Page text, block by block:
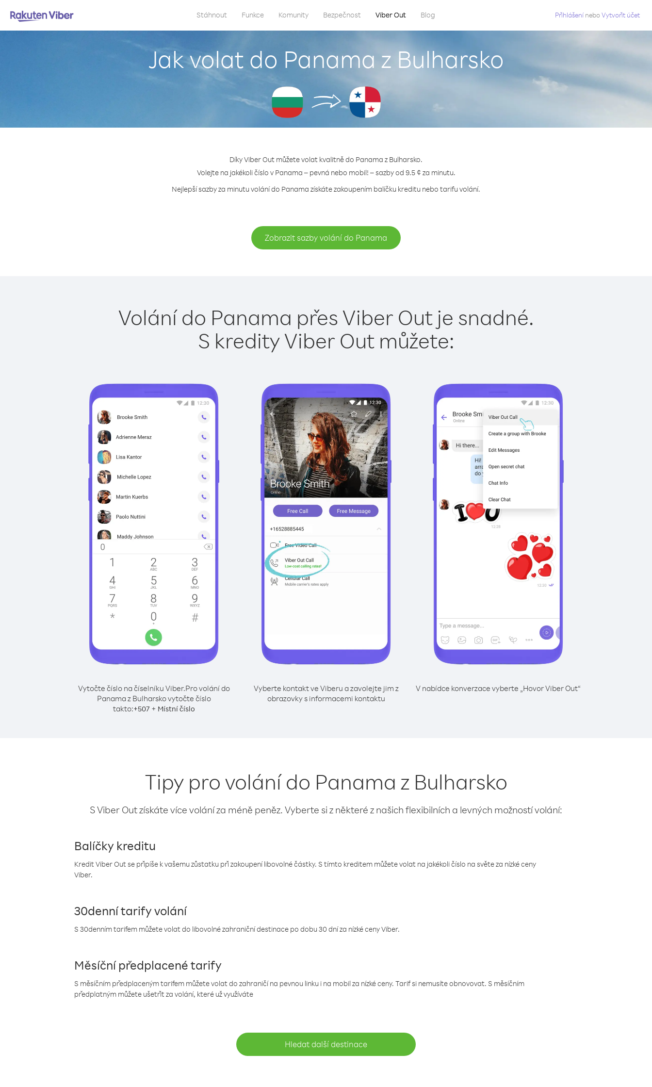
Stáhnout Funkce Komunity Bezpečnost Viber Out Blog Přihlášení neboVytvořit účet
Jak volat do Panama z Bulharsko
Díky Viber Out můžete volat kvalitně do Panama z Bulharsko.
Volejte na jakékoli číslo v Panama – pevná nebo mobil! – sazby od 9.5 ¢ za minutu.
Nejlepší sazby za minutu volání do Panama získáte zakoupením balíčku kreditu nebo tarifu volání.
Zobrazit sazby volání do Panama
Volání do Panama přes Viber Out je snadné.
S kredity Viber Out můžete:
Vytočte číslo na číselníku Viber.Pro volání do
Panama z Bulharsko vytočte číslo
takto:+507+ Místní číslo
Vyberte kontakt ve Viberu a zavolejte jim z
obrazovky s informacemi kontaktu
V nabídce konverzace vyberte „Hovor Viber Out“
Tipy pro volání do Panama z Bulharsko
S Viber Out získáte více volání za méně peněz. Vyberte si z některé z našich flexibilních a levných možností volání:
Balíčky kreditu
Kredit Viber Out se připíše k vašemu zůstatku při zakoupení libovolné částky. S tímto kreditem můžete volat na jakékoli číslo na světe za nízké ceny
Viber.
30denní tarify volání
S 30denním tarifem můžete volat do libovolné zahraniční destinace po dobu 30 dní za nízké ceny Viber.
Měsíční předplacené tarify
S měsíčním předplaceným tarifem můžete volat do zahraničí na pevnou linku i na mobil za nízké ceny. Tarif si nemusíte obnovovat. S měsíčním
předplatným můžete ušetřit za volání, které už využíváte
Hledat další destinace